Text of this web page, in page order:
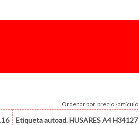
Ordenar por precio·artículo
Etiqueta autoad. HUSARES A4 H34127